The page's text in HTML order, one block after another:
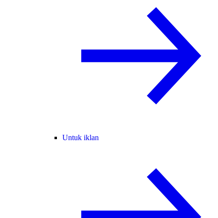
Untuk iklan